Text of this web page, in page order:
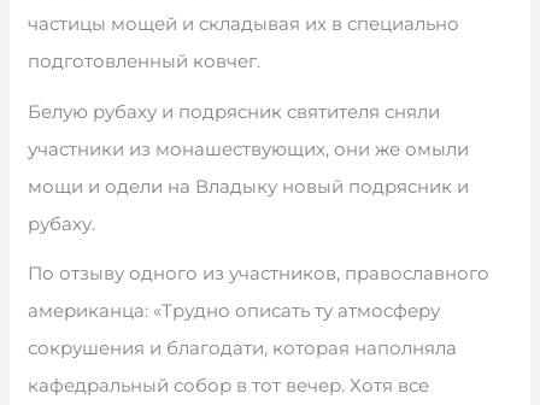
частицы мощей и складывая их в специально
подготовленный ковчег.
Белую рубаху и подрясник святителя сняли
участники из монашествующих, они же омыли
мощи и одели на Владыку новый подрясник и
рубаху.
По отзыву одного из участников, православного
американца: «Трудно описать ту атмосферу
сокрушения и благодати, которая наполняла
кафедральный собор в тот вечер. Хотя все